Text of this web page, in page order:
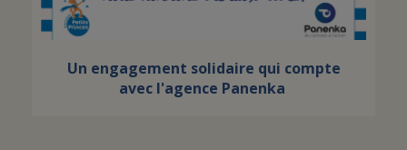
Un engagement solidaire qui compte
avec l'agence Panenka